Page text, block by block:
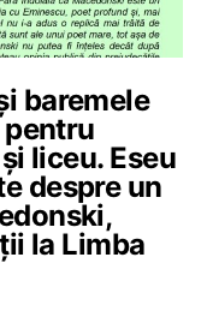
baremele
liceu. Eseu
despre un
la Limba